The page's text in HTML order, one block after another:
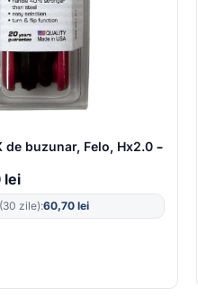
de buzunar, Felo, Hx2.0 –
lei
zile):60,70 lei